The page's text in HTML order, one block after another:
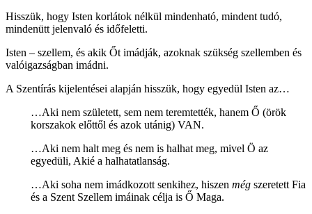
Hisszük, hogy Isten korlátok nélkül mindenható, mindent tudó,
mindenütt jelenvaló és időfeletti.
Isten – szellem, és akik Őt imádják, azoknak szükség szellemben és
valóigazságban imádni.
A Szentírás kijelentései alapján hisszük, hogy egyedül Isten az…
…Aki nem született, sem nem teremtették, hanem Ő (örök
korszakok előttől és azok utánig) VAN.
…Aki nem halt meg és nem is halhat meg, mivel Ö az
egyedüli, Akié a halhatatlanság.
…Aki soha nem imádkozott senkihez, hiszen még szeretett Fia
és a Szent Szellem imáinak célja is Ő Maga.